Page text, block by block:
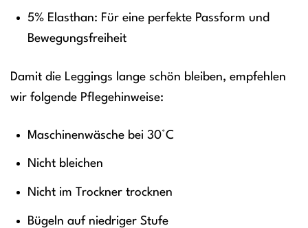
5% Elasthan: Für eine perfekte Passform und
Bewegungsfreiheit
Damit die Leggings lange schön bleiben, empfehlen
wir folgende Pflegehinweise:
Maschinenwäsche bei 30°C
Nicht bleichen
Nicht im Trockner trocknen
Bügeln auf niedriger Stufe